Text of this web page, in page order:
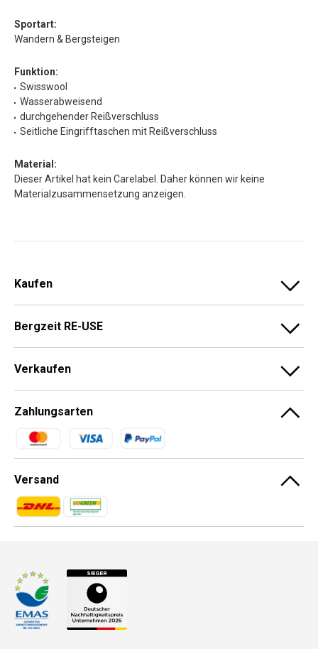
Sportart:
Wandern & Bergsteigen
Funktion:
Swisswool
Wasserabweisend
durchgehender Reißverschluss
Seitliche Eingrifftaschen mit Reißverschluss
Material:
Dieser Artikel hat kein Carelabel. Daher können wir keine
Materialzusammensetzung anzeigen.
Kaufen
Bergzeit RE-USE
Verkaufen
Zahlungsarten
Zahlungsmethoden
Versand
Zahlungsmethoden
Zahlungsmethoden